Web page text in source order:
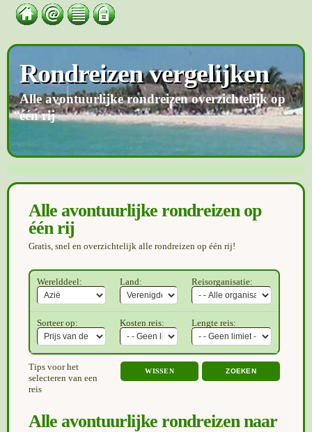
Rondreizen vergelijken
Alle avontuurlijke rondreizen overzichtelijk op
één rij
Alle avontuurlijke rondreizen op
één rij
Gratis, snel en overzichtelijk alle rondreizen op één rij!
Werelddeel: Land: Reisorganisatie:
Sorteer op: Kosten reis: Lengte reis:
WISSEN
Tips voor het
selecteren van een
reis
Alle avontuurlijke rondreizen naar